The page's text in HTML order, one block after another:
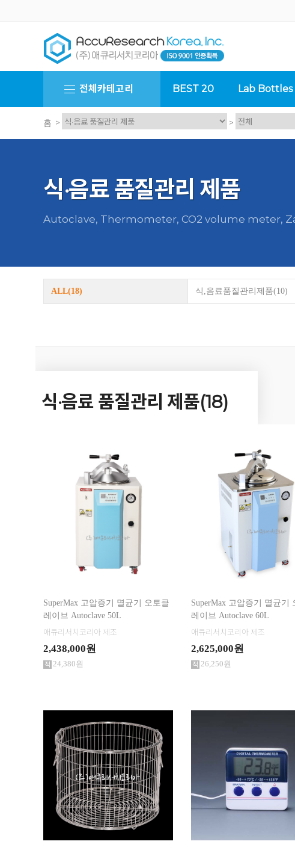
전체카테고리 BEST 20 Lab Bottles
홈 > >
식·음료 품질관리 제품
Autoclave, Thermometer, CO2 volume meter,
ALL(18) 식,음료품질관리제품(10)
PCR System/PCR 소모품 (Bioer/Gunster) >
Lab Bottles / 플라스틱 제품 >
Antibody list & 일반시약 list >
초자제품(유리) >
스텐레스 실험기구 (제작품) >
Tarsons Products >
Medicom (메디컴) >
펌프 / 계측·실험기기 >
일반 실험 기기 >
타이머 / 초시계 >
온습도계 / 풍속계 관련제품 >
안전용품 / 보관 데시게이터 >
임상병리학 실험용품 >
식,음료품질관리제품
미생물실험제품
Zahm&Nagel (탄산음
식·음료 품질관리 제품(18)
SuperMax 고압증기 멸균기 오토클
레이브 Autoclave 50L
애큐리서치코리아 제조
2,438,000원
24,380원
SuperMax 고압증기 멸균기
레이브 Autoclave 60L
애큐리서치코리아 제조
2,625,000원
26,250원